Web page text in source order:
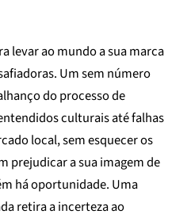
levar ao mundo a sua marca
Um sem número
do processo de
culturais até falhas
local, sem esquecer os
prejudicar a sua imagem de
há oportunidade. Uma
retira a incerteza ao